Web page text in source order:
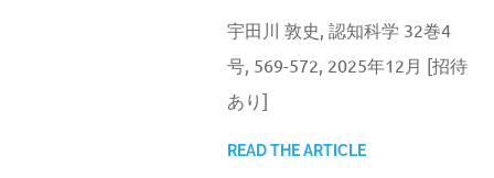
宇田川 敦史, 認知科学 32巻4
号, 569-572, 2025年12月 [招待
あり]
READ THE ARTICLE